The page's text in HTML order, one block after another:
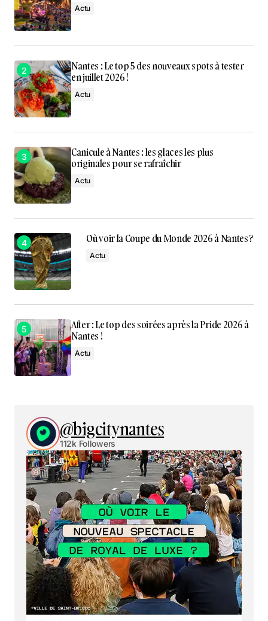
Actu
Nantes : Le top 5 des nouveaux spots à tester
en juillet 2026 !
Actu
Canicule à Nantes : les glaces les plus
originales pour se rafraîchir
Actu
Où voir la Coupe du Monde 2026 à Nantes ?
Actu
After : Le top des soirées après la Pride 2026 à
Nantes !
Actu
@bigcitynantes
112k Followers